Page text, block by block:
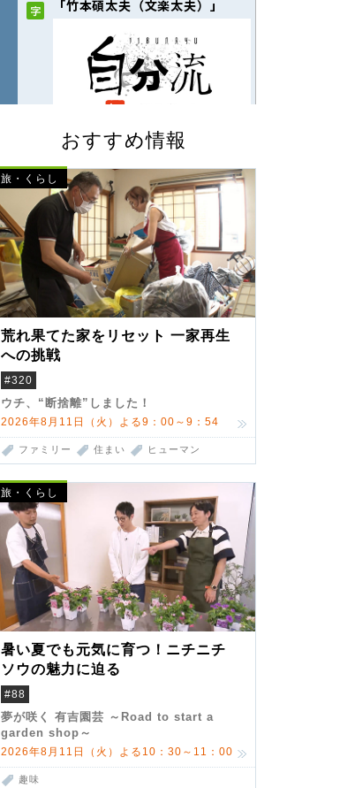
おすすめ情報
旅・くらし
荒れ果てた家をリセット 一家再生
への挑戦
#320
ウチ、“断捨離”しました！
2026年8月11日（火）よる9：00～9：54
ファミリー 住まい ヒューマン
旅・くらし
暑い夏でも元気に育つ！ニチニチ
ソウの魅力に迫る
#88
夢が咲く 有吉園芸 ～Road to start a
garden shop～
2026年8月11日（火）よる10：30～11：00
趣味